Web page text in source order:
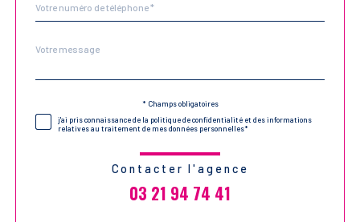
*
Fieldset
Message
*
* Champs obligatoires
j'ai pris connaissance de la politique de confidentialité et des informations
relatives au traitement de mes données personnelles*
Contacter l'agence
03 21 94 74 41